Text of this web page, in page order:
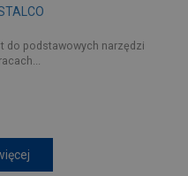
do podstawowych narzędzi